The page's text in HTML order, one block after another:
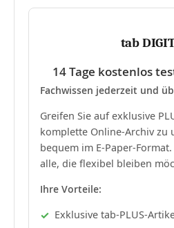
tab
14 Tage kostenlos
Fachwissen jederzeit und
Greifen Sie auf exklusive
komplette Online-Archiv zu
bequem im E-Paper-
alle, die flexibel bleiben
Ihre Vorteile:
Exklusive tab-PLUS-